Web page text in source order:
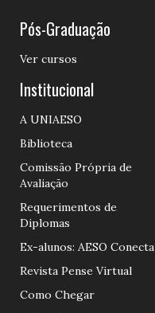
Pós-Graduação
Ver cursos
Institucional
A UNIAESO
Biblioteca
Comissão Própria de
Avaliação
Requerimentos de
Diplomas
Ex-alunos: AESO Conecta
Revista Pense Virtual
Como Chegar